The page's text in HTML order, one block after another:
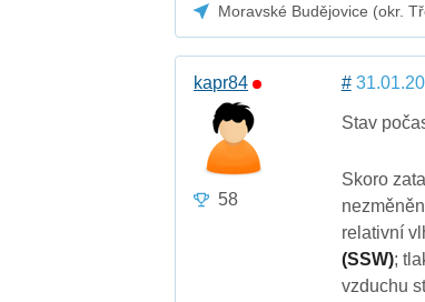
Moravské Budějovice (okr.
kapr84
58
#
Stav
Skoro
relativní
(SSW);
vzduchu